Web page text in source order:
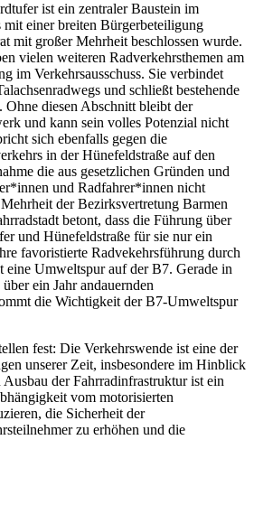
ist ein zentraler Baustein im
mit einer breiten Bürgerbeteiligung
mit großer Mehrheit beschlossen wurde.
vielen weiteren Radverkehrsthemen am
im Verkehrsausschuss. Sie verbindet
und schließt bestehende
diesen Abschnitt bleibt der
und kann sein volles Potenzial nicht
sich ebenfalls gegen die
in der Hünefeldstraße auf den
die aus gesetzlichen Gründen und
und Radfahrer*innen nicht
der Bezirksvertretung Barmen
betont, dass die Führung über
und Hünefeldstraße für sie nur ein
favoristierte Radvekehrsführung durch
eine Umweltspur auf der B7. Gerade in
ein Jahr andauernden
die Wichtigkeit der B7-Umweltspur
fest: Die Verkehrswende ist eine der
unserer Zeit, insbesondere im Hinblick
der Fahrradinfrastruktur ist ein
vom motorisierten
die Sicherheit der
zu erhöhen und die